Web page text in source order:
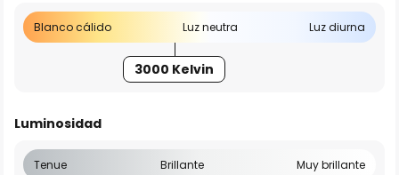
Blanco cálido Luz neutra Luz diurna
3000 Kelvin
Luminosidad
Tenue Brillante Muy brillante